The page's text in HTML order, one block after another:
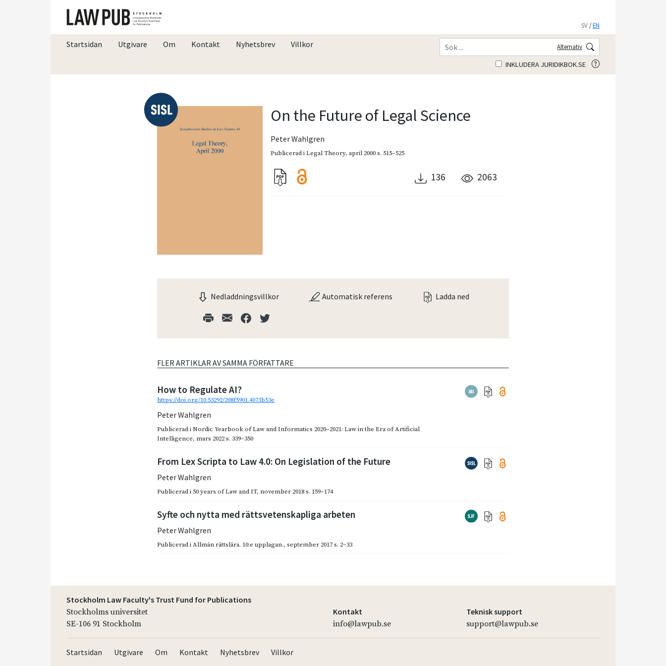
SV /EN
Startsidan Utgivare Om Kontakt Nyhetsbrev Villkor Alternativ
INKLUDERA JURIDIKBOK.SE
On the Future of Legal Science
Peter Wahlgren
Publicerad iLegal Theory,april 2000s. 515–525
136 2063
Nedladdningsvillkor Automatisk referens Ladda ned
FLER ARTIKLAR AV SAMMA FÖRFATTARE
How to Regulate AI?
https://doi.org/10.53292/208f5901.4073b53e
Peter Wahlgren
Publicerad iNordic Yearbook of Law and Informatics 2020–2021: Law in the Era of Artificial
Intelligence, mars 2022 s. 339–350
From Lex Scripta to Law 4.0: On Legislation of the Future
Peter Wahlgren
Publicerad i50 years of Law and IT, november 2018 s. 159–174
Syfte och nytta med rättsvetenskapliga arbeten
Peter Wahlgren
Publicerad iAllmän rättslära. 10:e upplagan.,september 2017 s. 2–33
Stockholm Law Faculty's Trust Fund for Publications
Stockholms universitet
SE-106 91 Stockholm
Kontakt
info@lawpub.se
Teknisk support
support@lawpub.se
Startsidan Utgivare Om Kontakt Nyhetsbrev Villkor